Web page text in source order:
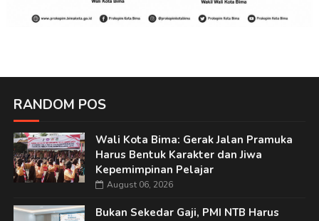
RANDOM POS
Wali Kota Bima: Gerak Jalan Pramuka
Harus Bentuk Karakter dan Jiwa
Kepemimpinan Pelajar
August 06, 2026
Bukan Sekedar Gaji, PMI NTB Harus